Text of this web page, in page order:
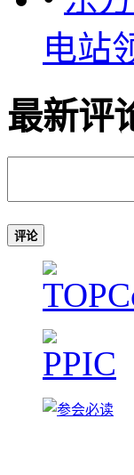
电站
最新评
评论